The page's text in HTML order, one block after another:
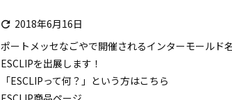
 2018年6月16日
ポートメッセなごやで開催されるインターモールド
ESCLIPを出展します！
「ESCLIPって何？」という方はこちら